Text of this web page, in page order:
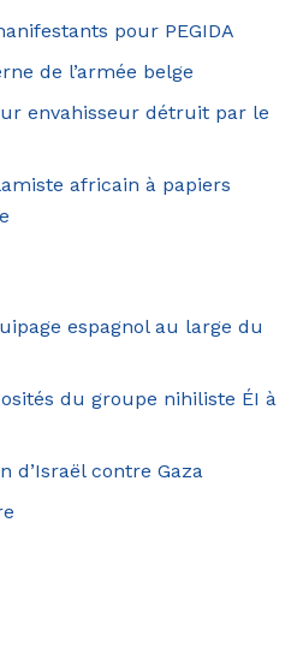
pour PEGIDA
de l’armée belge
envahisseur détruit par le
africain à papiers
espagnol au large du
du groupe nihiliste ÉI à
d’Israël contre Gaza